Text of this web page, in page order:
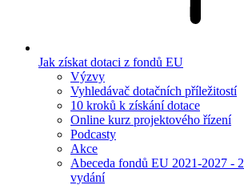
Jak získat dotaci z fondů EU
Výzvy
Vyhledávač dotačních příležitostí
10 kroků k získání dotace
Online kurz projektového řízení
Podcasty
Akce
Abeceda fondů EU 2021-2027 -
vydání